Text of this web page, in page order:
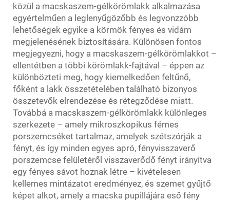
közül a macskaszem-gélkörömlakk alkalmazása
egyértelműen a leglenyűgözőbb és legvonzzóbb
lehetőségek egyike a körmök fényes és vidám
megjelenésének biztosítására. Különösen fontos
megjegyezni, hogy a macskaszem-gélkörömlakkot –
ellentétben a többi körömlakk-fajtával – éppen az
különbözteti meg, hogy kiemelkedően feltűnő,
főként a lakk összetételében található bizonyos
összetevők elrendezése és rétegződése miatt.
Továbbá a macskaszem-gélkörömlakk különleges
szerkezete – amely mikroszkopikus fémes
porszemcséket tartalmaz, amelyek szétszórják a
fényt, és így minden egyes apró, fényvisszaverő
porszemcse felületéről visszaverődő fényt irányítva
egy fényes sávot hoznak létre – kivételesen
kellemes mintázatot eredményez, és szemet gyűjtő
képet alkot, amely a macska pupillájára eső fény